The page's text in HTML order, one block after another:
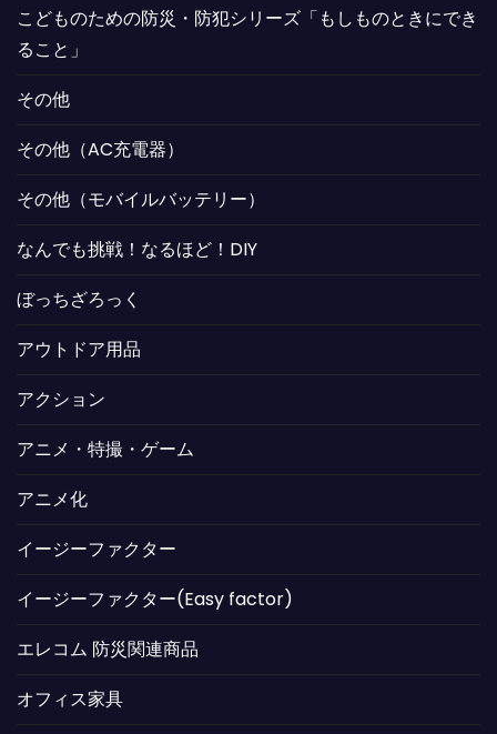
こどものための防災・防犯シリーズ「もしものときにでき
ること」
その他
その他（AC充電器）
その他（モバイルバッテリー）
なんでも挑戦！なるほど！DIY
ぼっちざろっく
アウトドア用品
アクション
アニメ・特撮・ゲーム
アニメ化
イージーファクター
イージーファクター(Easy factor)
エレコム 防災関連商品
オフィス家具